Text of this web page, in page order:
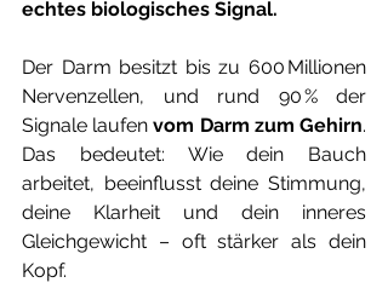
echtes biologisches Signal.
Der Darm besitzt bis zu 600 Millionen
Nervenzellen, und rund 90 % der
Signale laufen vom Darm zum Gehirn.
Das bedeutet: Wie dein Bauch
arbeitet, beeinflusst deine Stimmung,
deine Klarheit und dein inneres
Gleichgewicht – oft stärker als dein
Kopf.